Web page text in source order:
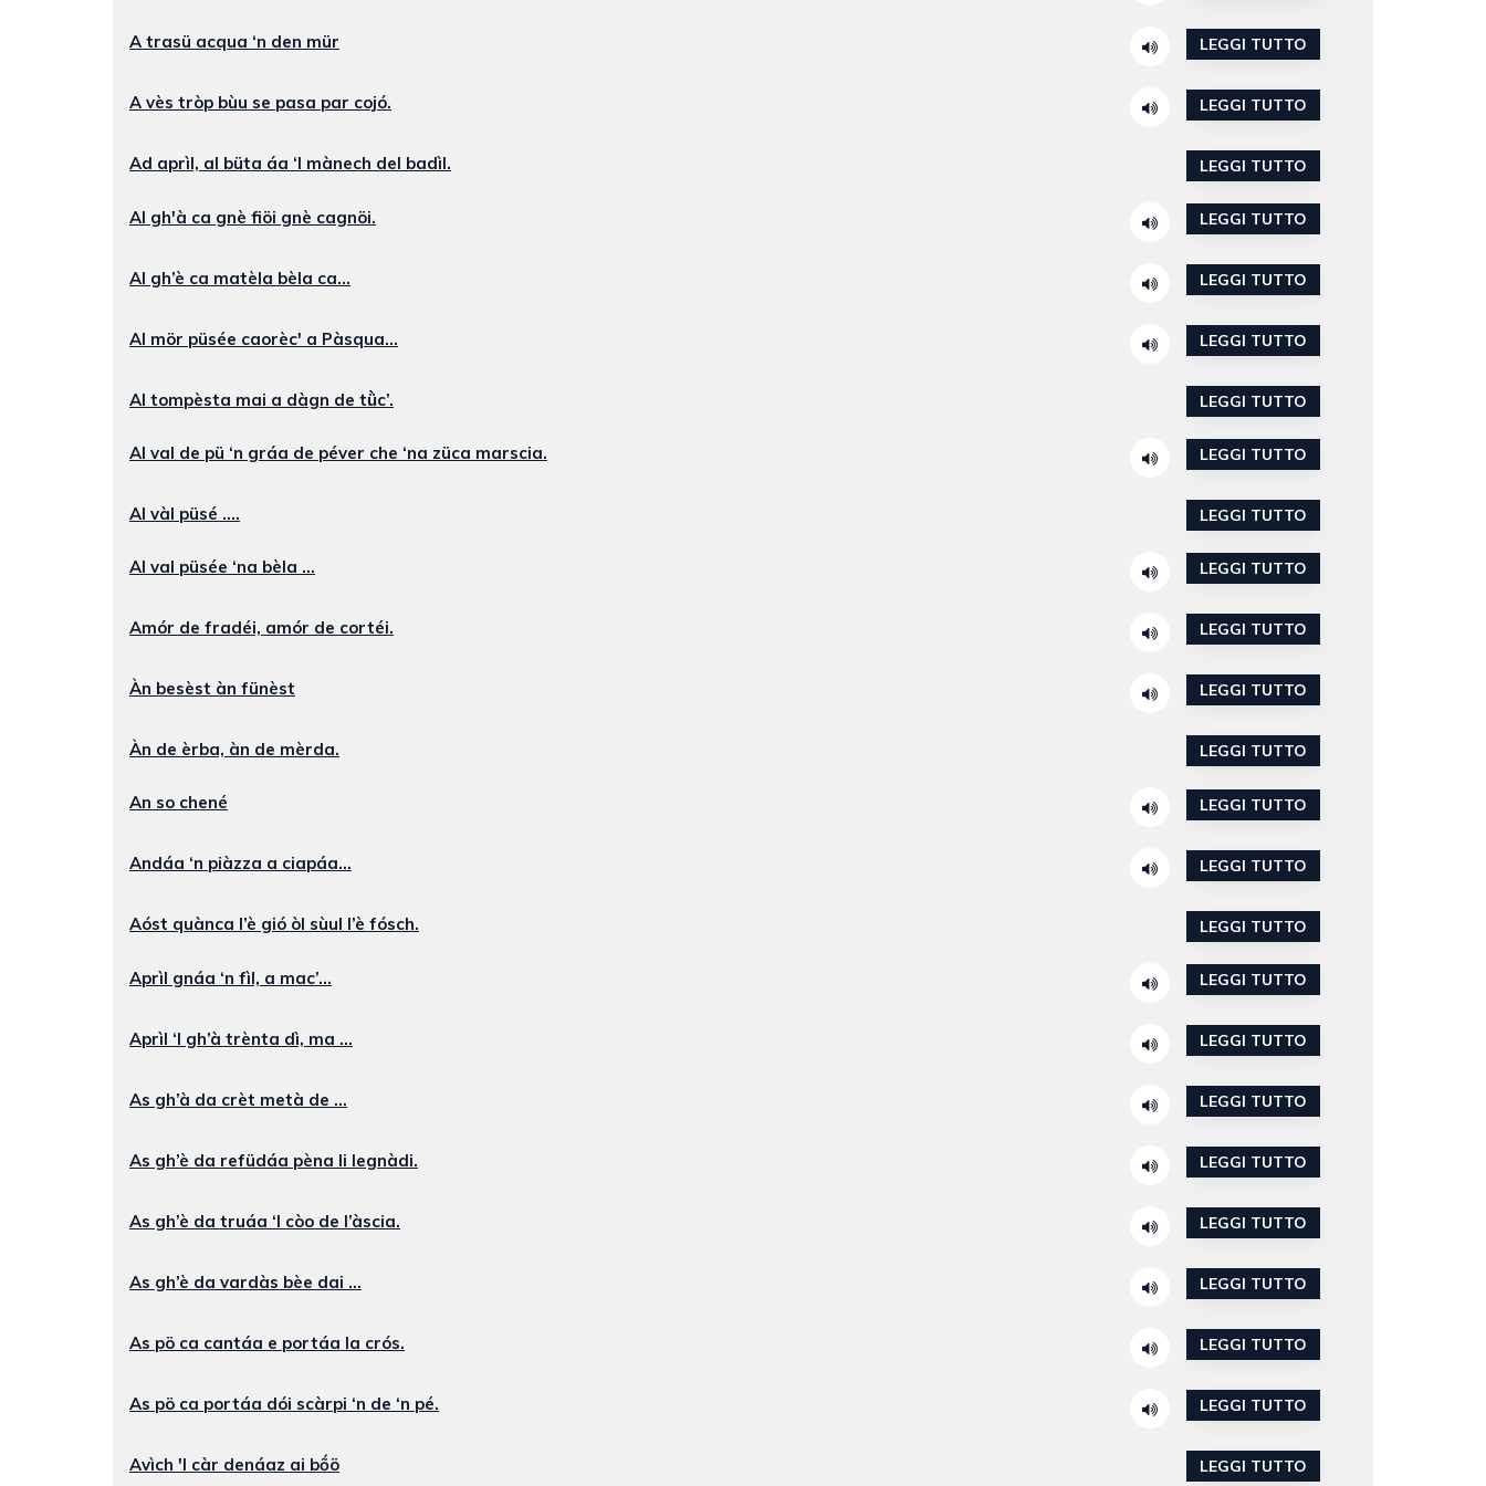
A trasü acqua ‘n den mür LEGGI TUTTO
A vès tròp bùu se pasa par cojó. LEGGI TUTTO
Ad aprìl, al büta áa ‘l mànech del badìl. LEGGI TUTTO
Al gh'à ca gnè fiöi gnè cagnöi. LEGGI TUTTO
Al gh’è ca matèla bèla ca... LEGGI TUTTO
Al mör püsée caorèc' a Pàsqua... LEGGI TUTTO
Al tompèsta mai a dàgn de tǜc’. LEGGI TUTTO
Al val de pü ‘n gráa de péver che ‘na züca marscia. LEGGI TUTTO
Al vàl püsé .... LEGGI TUTTO
Al val püsée ‘na bèla ... LEGGI TUTTO
Amór de fradéi, amór de cortéi. LEGGI TUTTO
Àn besèst àn fünèst LEGGI TUTTO
Àn de èrba, àn de mèrda. LEGGI TUTTO
An so chené LEGGI TUTTO
Andáa ‘n piàzza a ciapáa... LEGGI TUTTO
Aóst quànca l’è gió òl sùul l’è fósch. LEGGI TUTTO
Aprìl gnáa ‘n fìl, a mac’... LEGGI TUTTO
Aprìl ‘l gh’à trènta dì, ma ... LEGGI TUTTO
As gh’à da crèt metà de ... LEGGI TUTTO
As gh’è da refüdáa pèna li legnàdi. LEGGI TUTTO
As gh’è da truáa ‘l còo de l’àscia. LEGGI TUTTO
As gh’è da vardàs bèe dai ... LEGGI TUTTO
As pö ca cantáa e portáa la crós. LEGGI TUTTO
As pö ca portáa dói scàrpi ‘n de ‘n pé. LEGGI TUTTO
Avìch 'l càr denáaz ai bṍö LEGGI TUTTO